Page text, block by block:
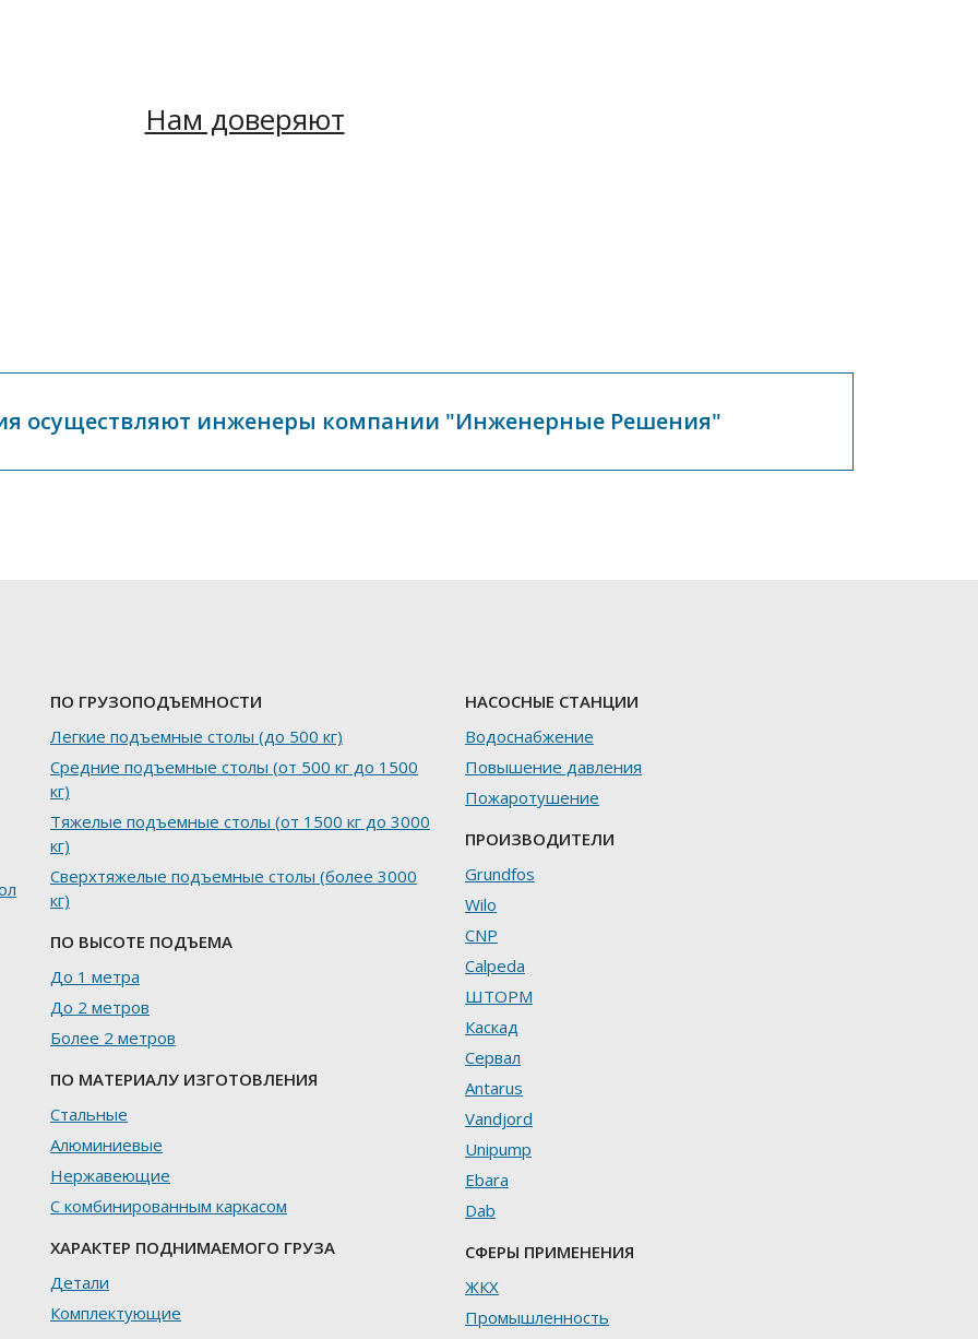
Нам доверяют
осуществляют инженеры компании "Инженерные Решения"
ПО ГРУЗОПОДЪЕМНОСТИ
Легкие подъемные столы (до 500 кг)
Средние подъемные столы (от 500 кг до 1500
кг)
Тяжелые подъемные столы (от 1500 кг до 3000
кг)
Сверхтяжелые подъемные столы (более 3000
кг)
ПО ВЫСОТЕ ПОДЪЕМА
До 1 метра
До 2 метров
Более 2 метров
ПО МАТЕРИАЛУ ИЗГОТОВЛЕНИЯ
Стальные
Алюминиевые
Нержавеющие
С комбинированным каркасом
ХАРАКТЕР ПОДНИМАЕМОГО ГРУЗА
Детали
Комплектующие
НАСОСНЫЕ СТАНЦИИ
Водоснабжение
Повышение давления
Пожаротушение
ПРОИЗВОДИТЕЛИ
Grundfos
Wilo
CNP
Calpeda
ШТОРМ
Каскад
Сервал
Antarus
Vandjord
Unipump
Ebara
Dab
СФЕРЫ ПРИМЕНЕНИЯ
ЖКХ
Промышленность